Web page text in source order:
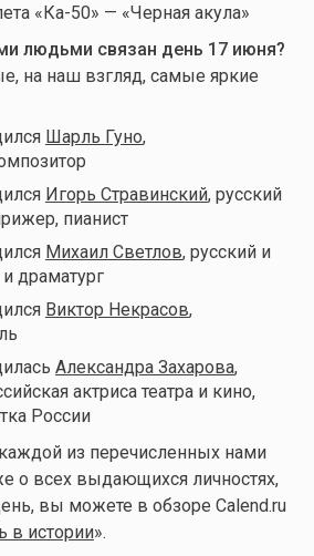
«Ка-50» — «Черная акула»
людьми связан день 17 июня?
на наш взгляд, самые яркие
Шарль Гуно,
Игорь Стравинский, русский
пианист
Михаил Светлов, русский и
драматург
Виктор Некрасов,
Александра Захарова,
актриса театра и кино,
России
из перечисленных нами
о всех выдающихся личностях,
вы можете в обзоре Calend.ru
в истории».